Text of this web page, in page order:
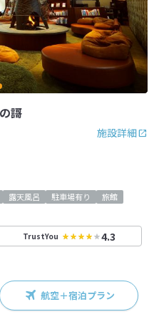
謌
施設詳細
露天風呂 駐車場有り
旅館
TrustYou 4.3
航空＋宿泊プラン